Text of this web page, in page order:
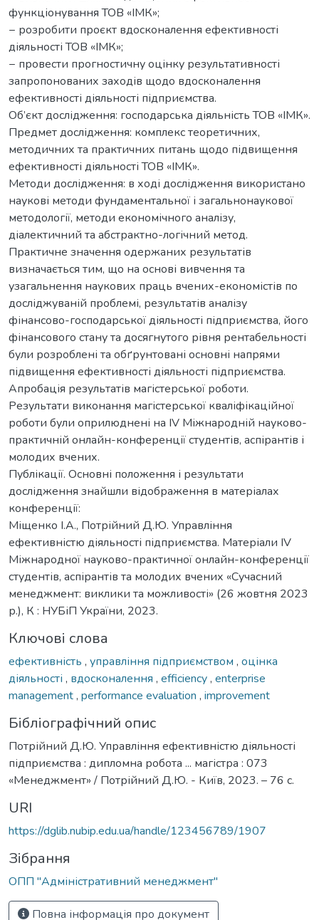
функціонування ТОВ «ІМК»;
− розробити проєкт вдосконалення ефективності
діяльності ТОВ «ІМК»;
− провести прогностичну оцінку результативності
запропонованих заходів щодо вдосконалення
ефективності діяльності підприємства.
Об’єкт дослідження: господарська діяльність ТОВ «ІМК».
Предмет дослідження: комплекс теоретичних,
методичних та практичних питань щодо підвищення
ефективності діяльності ТОВ «ІМК».
Методи дослідження: в ході дослідження використано
наукові методи фундаментальної і загальнонаукової
методології, методи економічного аналізу,
діалектичний та абстрактно-логічний метод.
Практичне значення одержаних результатів
визначається тим, що на основі вивчення та
узагальнення наукових праць вчених-економістів по
досліджуваній проблемі, результатів аналізу
фінансово-господарської діяльності підприємства, його
фінансового стану та досягнутого рівня рентабельності
були розроблені та обґрунтовані основні напрями
підвищення ефективності діяльності підприємства.
Апробація результатів магістерської роботи.
Результати виконання магістерської кваліфікаційної
роботи були оприлюднені на IV Міжнародній науково-
практичній онлайн-конференції студентів, аспірантів і
молодих вчених.
Публікації. Основні положення і результати
дослідження знайшли відображення в матеріалах
конференції:
Міщенко І.А., Потрійний Д.Ю. Управління
ефективністю діяльності підприємства. Матеріали IV
Міжнародної науково-практичної онлайн-конференції
студентів, аспірантів та молодих вчених «Сучасний
менеджмент: виклики та можливості» (26 жовтня 2023
р.), К : НУБіП України, 2023.
Ключові слова
ефективність , управління підприємством , оцінка
діяльності , вдосконалення , efficiency, enterprise
management, performance evaluation , improvement
Бібліографічний опис
Потрійний Д.Ю. Управління ефективністю діяльності
підприємства : дипломна робота ... магістра : 073
«Менеджмент» / Потрійний Д.Ю. - Київ, 2023. – 76 с.
URI
https://dglib.nubip.edu.ua/handle/123456789/1907
Зібрання
ОПП "Адміністративний менеджмент"
Повна інформація про документ